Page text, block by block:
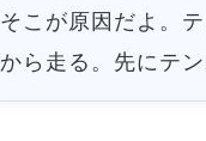
そこが原因だよ。
から走る。先にテ